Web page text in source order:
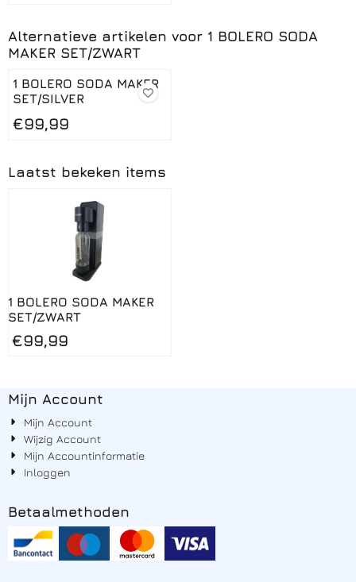
Alternatieve artikelen voor 1 BOLERO SODA
MAKER SET/ZWART
1 BOLERO SODA MAKER
SET/SILVER
Prijs: 99,99
€99,99
Laatst bekeken items
1 BOLERO SODA MAKER
SET/ZWART
€99,99
Mijn Account
Mijn Account
Wijzig Account
Mijn Accountinformatie
Inloggen
Betaalmethoden